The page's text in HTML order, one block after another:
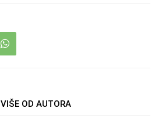
VIŠE OD AUTORA